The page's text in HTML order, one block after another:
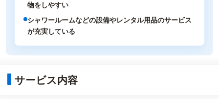
物をしやすい
シャワールームなどの設備やレンタル用品のサービス
が充実している
サービス内容